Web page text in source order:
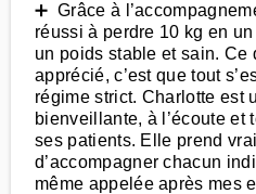
➕ Grâce à
réussi à perdre 10 kg en
un poids stable et sain. Ce
apprécié, c’est que tout
régime strict. Charlotte est
bienveillante, à l’écoute
ses patients. Elle prend
d’accompagner chacun
même appelée après mes